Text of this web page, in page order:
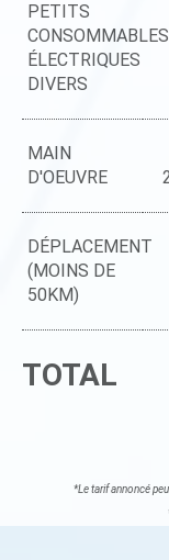
PETITS
CONSOMMABLES
ÉLECTRIQUES
DIVERS
MAIN
D'OEUVRE
DÉPLACEMENT
(MOINS DE
50KM)
TOTAL
*Le tarif annoncé